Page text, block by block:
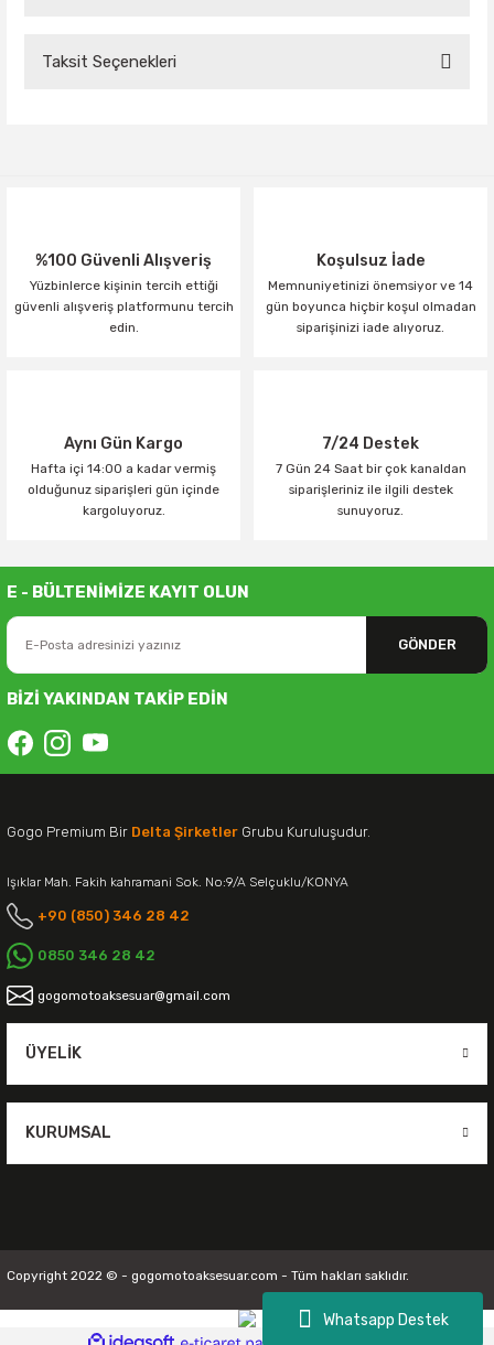
Whatsapp Destek
Taksit Seçenekleri
%100 Güvenli Alışveriş
Yüzbinlerce kişinin tercih ettiği
güvenli alışveriş platformunu tercih
edin.
Koşulsuz İade
Memnuniyetinizi önemsiyor ve 14
gün boyunca hiçbir koşul olmadan
siparişinizi iade alıyoruz.
Aynı Gün Kargo
Hafta içi 14:00 a kadar vermiş
olduğunuz siparişleri gün içinde
kargoluyoruz.
7/24 Destek
7 Gün 24 Saat bir çok kanaldan
siparişleriniz ile ilgili destek
sunuyoruz.
E - BÜLTENİMİZE KAYIT OLUN
GÖNDER
BİZİ YAKINDAN TAKİP EDİN
Gogo Premium Bir Delta Şirketler Grubu Kuruluşudur.
Işıklar Mah. Fakih kahramani Sok. No:9/A Selçuklu/KONYA
+90 (850) 346 28 42
0850 346 28 42
gogomotoaksesuar@gmail.com
ÜYELIK
KURUMSAL
Copyright 2022 © - gogomotoaksesuar.com - Tüm hakları saklıdır.
ideasoft